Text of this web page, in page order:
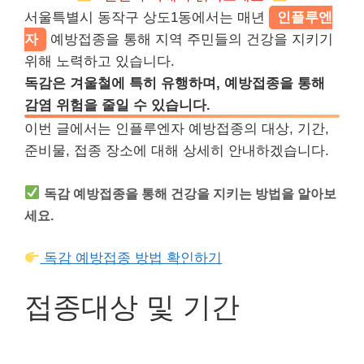
서울특별시 동작구 상도1동에서는 매년
인플루엔
자
예방접종을 통해 지역 주민들의 건강을 지키기
위해 노력하고 있습니다.
독감은 겨울철에 특히 유행하며, 예방접종을 통해
감염 위험을 줄일 수 있습니다.
이번 글에서는 인플루엔자 예방접종의 대상, 기간,
준비물, 접종 장소에 대해 상세히 안내하겠습니다.
독감 예방접종을 통해 건강을 지키는 방법을 알아보
세요.
독감 예방접종 방법 확인하기
접종대상 및 기간